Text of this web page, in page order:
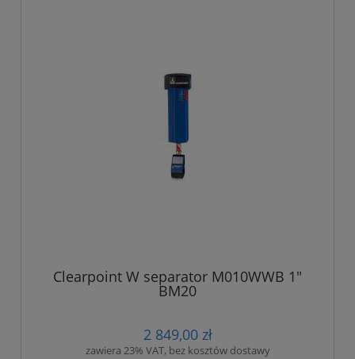
Clearpoint W separator M010WWB 1"
BM20
2 849,00 zł
zawiera 23% VAT, bez kosztów dostawy